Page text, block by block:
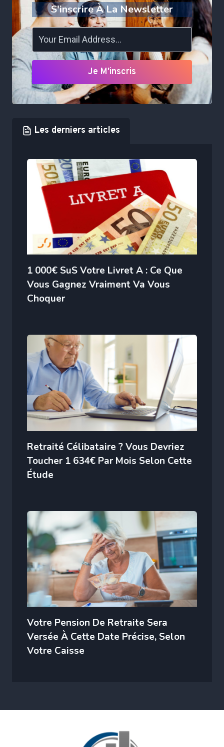
S'inscrire À La Newsletter
Je M'inscris
Les derniers articles
1 000€ SuS Votre Livret A : Ce Que
Vous Gagnez Vraiment Va Vous
Choquer
Retraité Célibataire ? Vous Devriez
Toucher 1 634€ Par Mois Selon Cette
Étude
Votre Pension De Retraite Sera
Versée À Cette Date Précise, Selon
Votre Caisse